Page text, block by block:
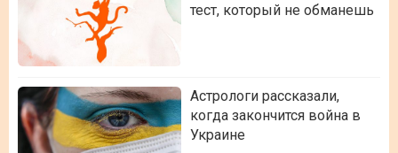
тест, который не обманешь
Астрологи рассказали,
когда закончится война в
Украине